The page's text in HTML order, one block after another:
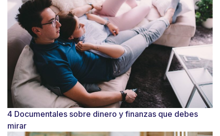
4 Documentales sobre dinero y finanzas que debes
mirar